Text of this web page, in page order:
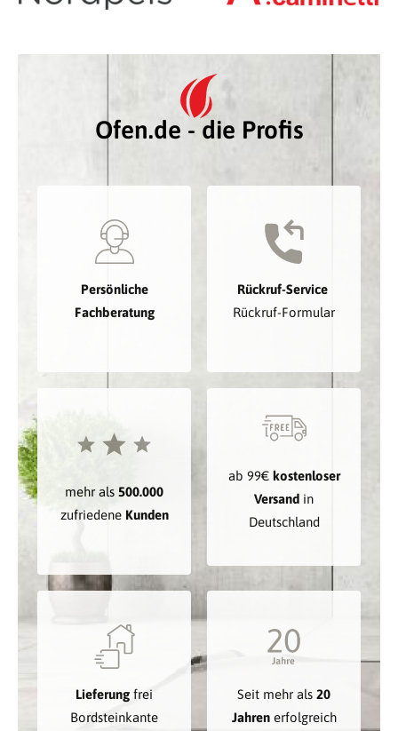
Ofen.de - die Profis
Persönliche
Fachberatung
Rückruf-Service
Rückruf-Formular
mehr als 500.000
zufriedene Kunden
ab 99€ kostenloser
Versand in
Deutschland
Lieferung frei
Bordsteinkante
Seit mehr als 20
Jahrenerfolgreich